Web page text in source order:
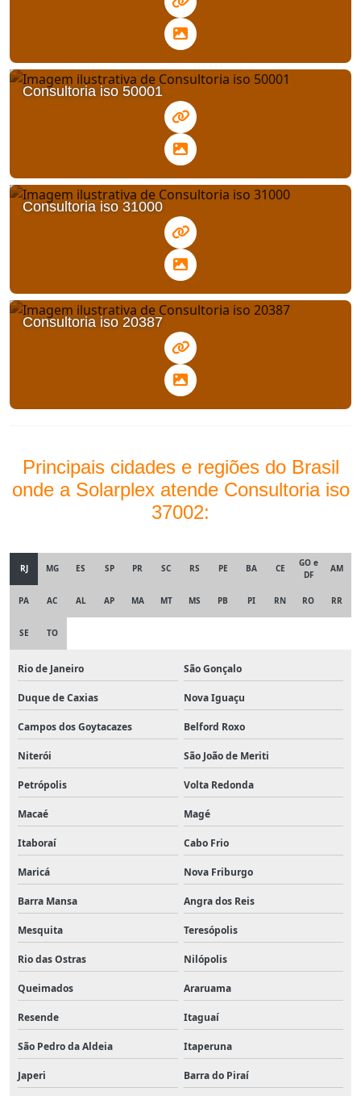
Consultoria iso 50001
Consultoria iso 31000
Consultoria iso 20387
Principais cidades e regiões do Brasil
onde a Solarplex atende Consultoria iso
37002:
RJ MG ES SP PR SC RS PE BA CE
GO e
DF
AM
PA AC AL AP MA MT MS PB PI RN RO RR
SE TO
Rio de Janeiro São Gonçalo
Duque de Caxias Nova Iguaçu
Campos dos Goytacazes Belford Roxo
Niterói São João de Meriti
Petrópolis Volta Redonda
Macaé Magé
Itaboraí Cabo Frio
Maricá Nova Friburgo
Barra Mansa Angra dos Reis
Mesquita Teresópolis
Rio das Ostras Nilópolis
Queimados Araruama
Resende Itaguaí
São Pedro da Aldeia Itaperuna
Japeri Barra do Piraí